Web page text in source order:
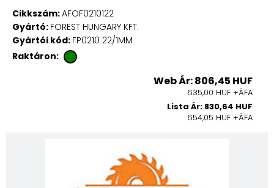
Cikkszám:AFOF0210122
Gyártó: FOREST HUNGARY KFT.
Gyártói kód: FP0210 22/1MM
Raktáron:
Web Ár: 806,45 HUF
635,00 HUF +ÁFA
Lista Ár: 830,64 HUF
654,05 HUF +ÁFA